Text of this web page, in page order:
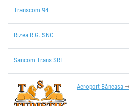
Transcom 94
Rizea R.G. SNC
Sancom Trans SRL
Aeroport Băneasa